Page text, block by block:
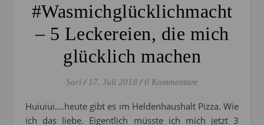
#Wasmichglücklichmacht
– 5 Leckereien, die mich
glücklich machen
Sari / 17. Juli 2018 / 0 Kommentare
Huiuiui….heute gibt es im Heldenhaushalt Pizza. Wie
ich das liebe. Eigentlich müsste ich mich jetzt 3